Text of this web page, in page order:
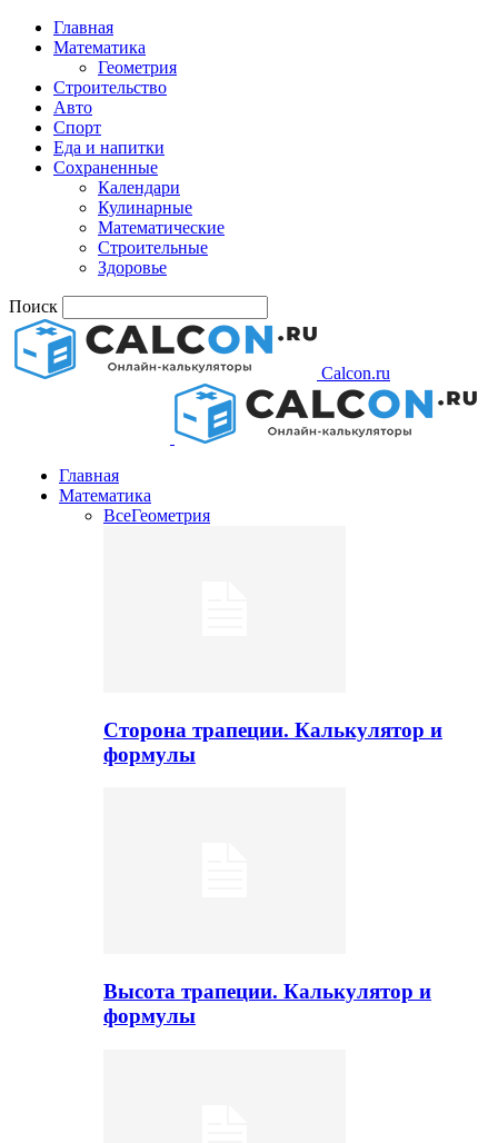
Главная
Математика
Геометрия
Строительство
Авто
Спорт
Еда и напитки
Сохраненные
Календари
Кулинарные
Математические
Строительные
Здоровье
Поиск
Calcon.ru
Главная
Математика
ВсеГеометрия
Сторона трапеции. Калькулятор и
формулы
Высота трапеции. Калькулятор и
формулы